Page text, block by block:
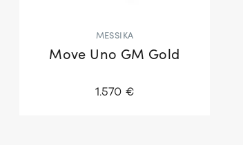
MESSIKA
Move Uno GM Gold
1.570 €